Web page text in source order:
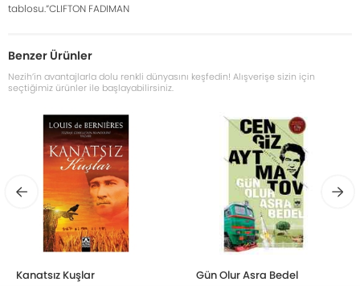
tablosu.”CLIFTON FADIMAN
Benzer Ürünler
Nezih’in avantajlarla dolu renkli dünyasını keşfedin! Alışverişe sizin için
seçtiğimiz ürünler ile başlayabilirsiniz.
Kanatsız Kuşlar Gün Olur Asra Bedel